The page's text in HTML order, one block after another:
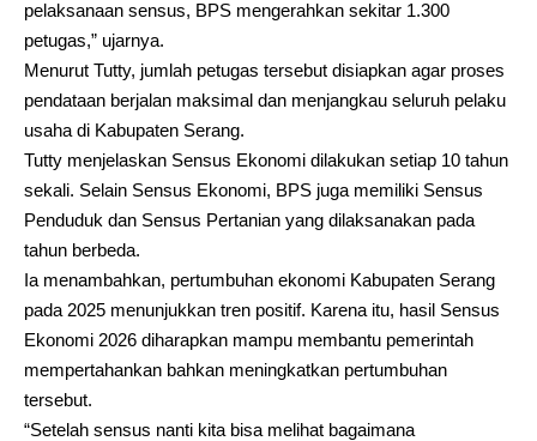
pelaksanaan sensus, BPS mengerahkan sekitar 1.300
petugas,” ujarnya.
Menurut Tutty, jumlah petugas tersebut disiapkan agar proses
pendataan berjalan maksimal dan menjangkau seluruh pelaku
usaha di Kabupaten Serang.
Tutty menjelaskan Sensus Ekonomi dilakukan setiap 10 tahun
sekali. Selain Sensus Ekonomi, BPS juga memiliki Sensus
Penduduk dan Sensus Pertanian yang dilaksanakan pada
tahun berbeda.
Ia menambahkan, pertumbuhan ekonomi Kabupaten Serang
pada 2025 menunjukkan tren positif. Karena itu, hasil Sensus
Ekonomi 2026 diharapkan mampu membantu pemerintah
mempertahankan bahkan meningkatkan pertumbuhan
tersebut.
“Setelah sensus nanti kita bisa melihat bagaimana